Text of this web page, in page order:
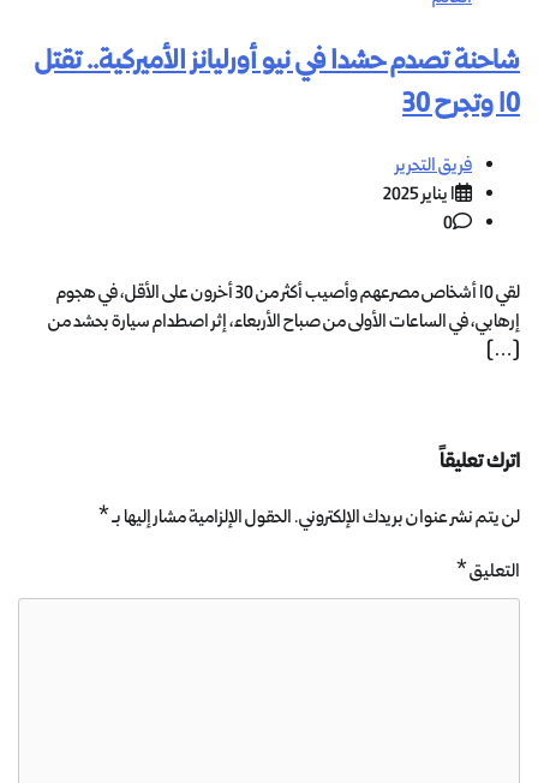
شاحنة تصدم حشدا في نيو أورليانز الأميركية.. تقتل
10 وتجرح 30
فريق التحرير
1 يناير 2025
0
لقي 10 أشخاص مصرعهم وأصيب أكثر من 30 أخرون على الأقل، في هجوم
إرهابي، في الساعات الأولى من صباح الأربعاء، إثر اصطدام سيارة بحشد من
[…]
اترك تعليقاً
لن يتم نشر عنوان بريدك الإلكتروني.الحقول الإلزامية مشار إليها بـ*
التعليق*